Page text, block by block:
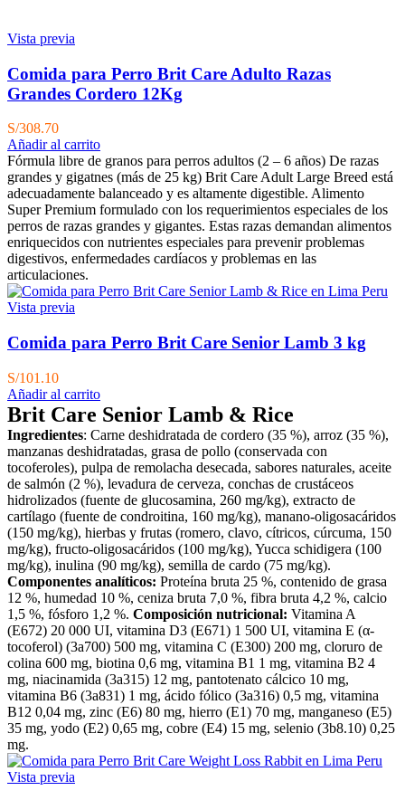
Vista previa
Comida para Perro Brit Care Adulto Razas
Grandes Cordero 12Kg
S/308.70
Añadir al carrito
Fórmula libre de granos para perros adultos (2 – 6 años) De razas
grandes y gigatnes (más de 25 kg) Brit Care Adult Large Breed está
adecuadamente balanceado y es altamente digestible. Alimento
Super Premium formulado con los requerimientos especiales de los
perros de razas grandes y gigantes. Estas razas demandan alimentos
enriquecidos con nutrientes especiales para prevenir problemas
digestivos, enfermedades cardíacos y problemas en las
articulaciones.
Vista previa
Comida para Perro Brit Care Senior Lamb 3 kg
S/101.10
Añadir al carrito
Brit Care Senior Lamb & Rice
Ingredientes: Carne deshidratada de cordero (35 %), arroz (35 %),
manzanas deshidratadas, grasa de pollo (conservada con
tocoferoles), pulpa de remolacha desecada, sabores naturales, aceite
de salmón (2 %), levadura de cerveza, conchas de crustáceos
hidrolizados (fuente de glucosamina, 260 mg/kg), extracto de
cartílago (fuente de condroitina, 160 mg/kg), manano-oligosacáridos
(150 mg/kg), hierbas y frutas (romero, clavo, cítricos, cúrcuma, 150
mg/kg), fructo-oligosacáridos (100 mg/kg), Yucca schidigera (100
mg/kg), inulina (90 mg/kg), semilla de cardo (75 mg/kg).
Componentes analíticos: Proteína bruta 25 %, contenido de grasa
12 %, humedad 10 %, ceniza bruta 7,0 %, fibra bruta 4,2 %, calcio
1,5 %, fósforo 1,2 %. Composición nutricional: Vitamina A
(E672) 20 000 UI, vitamina D3 (E671) 1 500 UI, vitamina E (α-
tocoferol) (3a700) 500 mg, vitamina C (E300) 200 mg, cloruro de
colina 600 mg, biotina 0,6 mg, vitamina B1 1 mg, vitamina B2 4
mg, niacinamida (3a315) 12 mg, pantotenato cálcico 10 mg,
vitamina B6 (3a831) 1 mg, ácido fólico (3a316) 0,5 mg, vitamina
B12 0,04 mg, zinc (E6) 80 mg, hierro (E1) 70 mg, manganeso (E5)
35 mg, yodo (E2) 0,65 mg, cobre (E4) 15 mg, selenio (3b8.10) 0,25
mg.
Vista previa